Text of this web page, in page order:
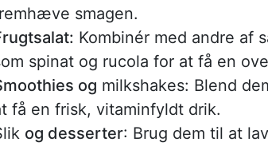
smagen.
Kombinér med andre af
spinat og rucola for at få en
og milkshakes: Blend
få en frisk, vitaminfyldt drik.
og desserter: Brug dem til at